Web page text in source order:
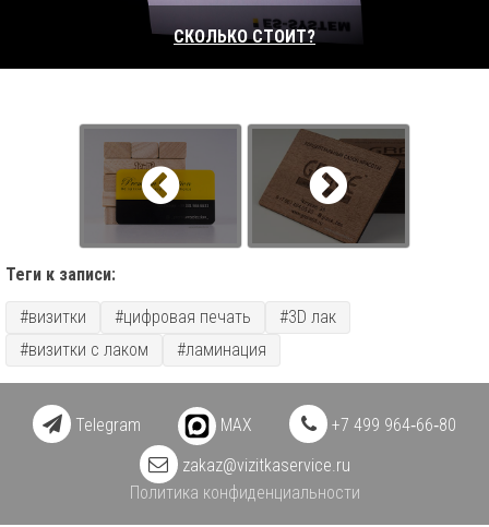
СКОЛЬКО СТОИТ?
Теги к записи:
#визитки #цифровая печать
#3D лак
#визитки с лаком
#ламинация
Telegram MAX
+7 499 964‑66‑80
zakaz@vizitkaservice.ru
Политика конфиденциальности